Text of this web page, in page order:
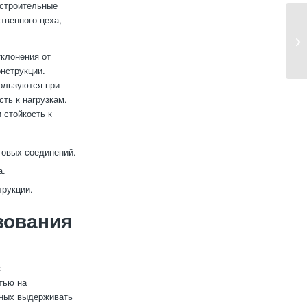
цеха,
от
при
к нагрузкам.
к
соединений.
на
выдерживать